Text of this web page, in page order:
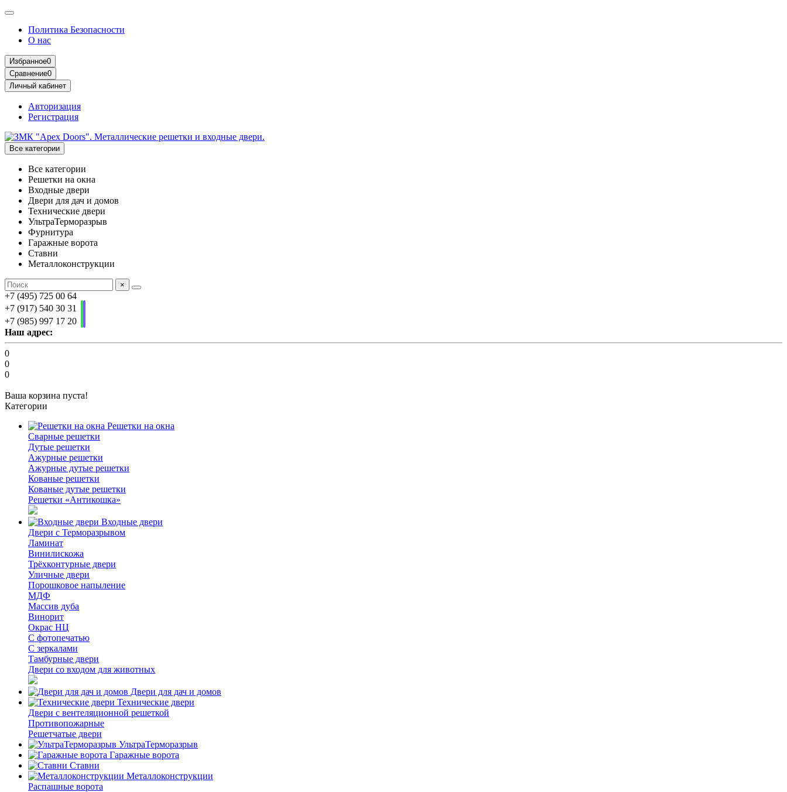
Политика Безопасности
О нас
Избранное0
Сравнение0
Личный кабинет
Авторизация
Регистрация
Все категории
Все категории
Решетки на окна
Входные двери
Двери для дач и домов
Технические двери
УльтраТерморазрыв
Фурнитура
Гаражные ворота
Ставни
Металлоконструкции
×
+7 (495) 725 00 64
+7 (917) 540 30 31
+7 (985) 997 17 20
Наш адрес:
0
0
0
Ваша корзина пуста!
Категории
Решетки на окна
Сварные решетки
Дутые решетки
Ажурные решетки
Ажурные дутые решетки
Кованые решетки
Кованые дутые решетки
Решетки «Антикошка»
Входные двери
Двери с Терморазрывом
Ламинат
Винилискожа
Трёхконтурные двери
Уличные двери
Порошковое напыление
МДФ
Массив дуба
Винорит
Окрас НЦ
С фотопечатью
С зеркалами
Тамбурные двери
Двери со входом для животных
Двери для дач и домов
Технические двери
Двери с вентеляционной решеткой
Противопожарные
Решетчатые двери
УльтраТерморазрыв
Гаражные ворота
Ставни
Металлоконструкции
Распашные ворота